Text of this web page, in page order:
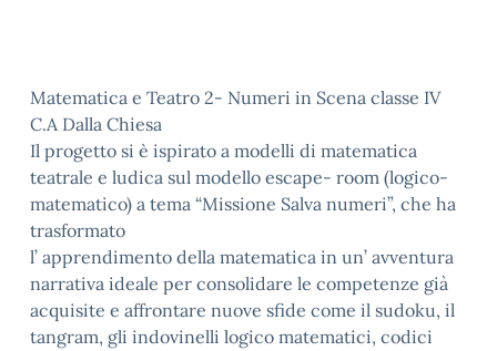
Matematica e Teatro 2- Numeri in Scena classe IV
C.A Dalla Chiesa
Il progetto si è ispirato a modelli di matematica
teatrale e ludica sul modello escape- room (logico-
matematico) a tema “Missione Salva numeri”, che ha
trasformato
l’ apprendimento della matematica in un’ avventura
narrativa ideale per consolidare le competenze già
acquisite e affrontare nuove sfide come il sudoku, il
tangram, gli indovinelli logico matematici, codici